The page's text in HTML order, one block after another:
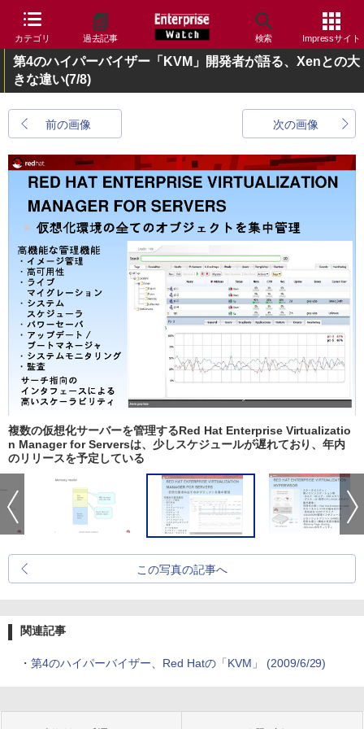
カテゴリ 過去記事 検索 Impressサイト
第4のハイパーバイザー「KVM」開発者が語る、Xenとの大
きな違い(7/8)
前の画像 次の画像
複数の仮想化サーバーを管理するRed Hat Enterprise Virtualizatio
n Manager for Serversは、少しスケジュールが遅れており、年内
のリリースを予定している
この写真の記事へ
関連記事
・ 第4のハイパーバイザー、Red Hatの「KVM」 (2009/6/29)